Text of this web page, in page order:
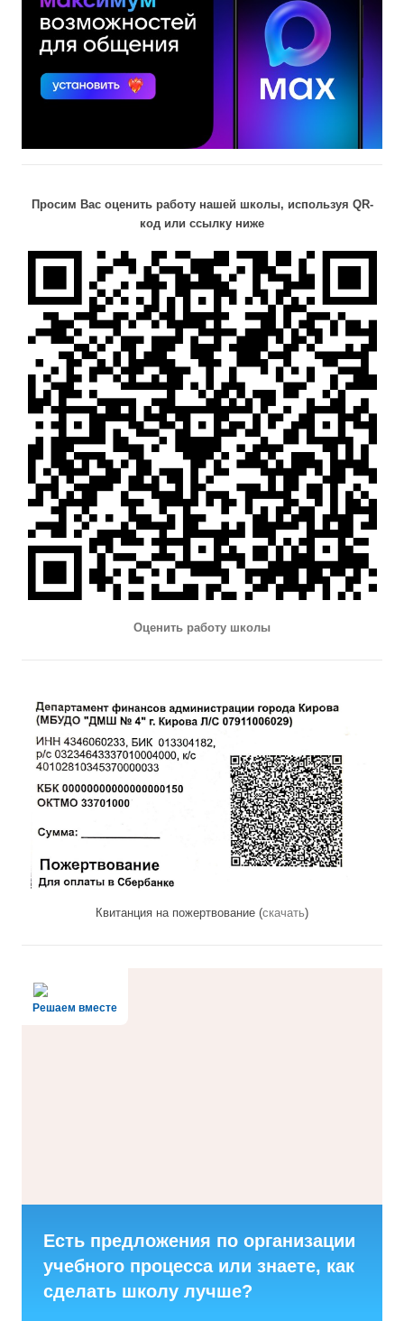
Просим Вас оценить работу нашей школы, используя QR-
код или ссылку ниже
Оценить работу школы
Квитанция на пожертвование (скачать)
Решаем вместе
Есть предложения по организации
учебного процесса или знаете, как
сделать школу лучше?